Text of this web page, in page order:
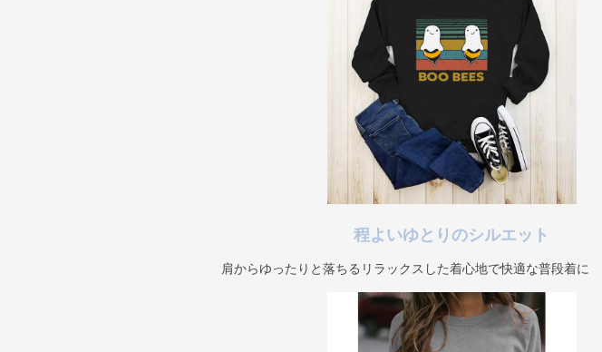
程よいゆとりのシルエット
肩からゆったりと落ちるリラックスした着心地で快適な普段着に